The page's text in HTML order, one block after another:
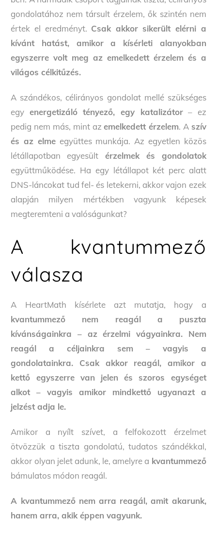
gondolatához nem társult érzelem, ők szintén nem
értek el eredményt. Csak akkor sikerült elérni a
kívánt hatást, amikor a kísérleti alanyokban
egyszerre volt meg az emelkedett érzelem és a
világos célkitűzés.
A szándékos, célirányos gondolat mellé szükséges
egy energetizáló tényező, egy katalizátor– ez
pedig nem más, mint azemelkedett érzelem. A szív
és az elmeegyüttes munkája. Az egyetlen közös
létállapotban egyesült érzelmek és gondolatok
együttműködése. Ha egy létállapot két perc alatt
DNS-láncokat tud fel- és letekerni, akkor vajon ezek
alapján milyen mértékben vagyunk képesek
megteremteni a valóságunkat?
A kvantummező
válasza
A HeartMath kísérlete azt mutatja, hogy a
kvantummező nem reagál a puszta
kívánságainkra – az érzelmi vágyainkra. Nem
reagál a céljainkra sem – vagyis a
gondolatainkra. Csak akkor reagál, amikor a
kettő egyszerre van jelen és szoros egységet
alkot – vagyis amikor mindkettő ugyanazt a
jelzést adja le.
Amikor a nyílt szívet, a felfokozott érzelmet
ötvözzük a tiszta gondolatú, tudatos szándékkal,
akkor olyan jelet adunk, le, amelyre a kvantummező
bámulatos módon reagál.
A kvantummező nem arra reagál, amit akarunk,
hanem arra, akik éppen vagyunk.